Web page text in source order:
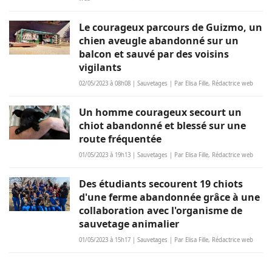
Le courageux parcours de Guizmo, un
chien aveugle abandonné sur un
balcon et sauvé par des voisins
vigilants
02/05/2023 à 08h08 | Sauvetages | Par Elisa Fille, Rédactrice web
Un homme courageux secourt un
chiot abandonné et blessé sur une
route fréquentée
01/05/2023 à 19h13 | Sauvetages | Par Elisa Fille, Rédactrice web
Des étudiants secourent 19 chiots
d'une ferme abandonnée grâce à une
collaboration avec l'organisme de
sauvetage animalier
01/05/2023 à 15h17 | Sauvetages | Par Elisa Fille, Rédactrice web